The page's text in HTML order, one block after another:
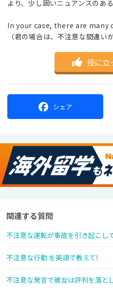
より、少し固いニュアンスのあ
In your case, there are many
（君の場合は、不注意な間違い
役に立
シェア
関連する質問
不注意な運転が事故を引き起こし
不注意な行動 を英語で教えて!
不注意な発言で彼女は評判を落と